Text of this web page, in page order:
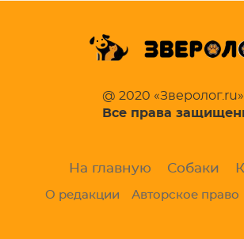
@ 2020 «Зверолог.ru»
Все права
На главную Собаки
О редакции Авторское право